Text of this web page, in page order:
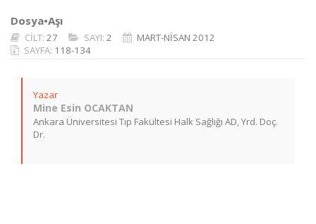
Dosya•Aşı
CİLT: 27 SAYI: 2
MART-NİSAN 2012
SAYFA: 118-134
Yazar
Mine Esin OCAKTAN
Ankara Üniversitesi Tıp Fakültesi Halk Sağlığı AD, Yrd. Doç.
Dr.